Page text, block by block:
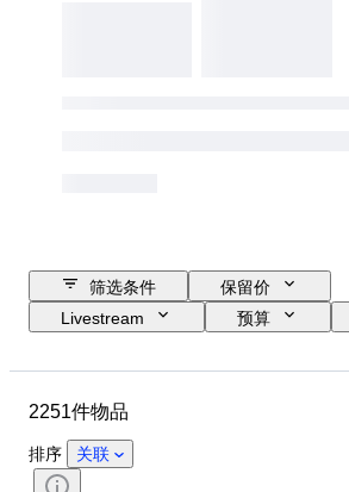
筛选条件
保留价
Livestream
预算
状态
颜色
时代
2251件物品
排序 关联